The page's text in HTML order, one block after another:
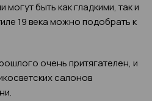
могут быть как гладкими, так и
19 века можно подобрать к
очень притягателен, и
салонов